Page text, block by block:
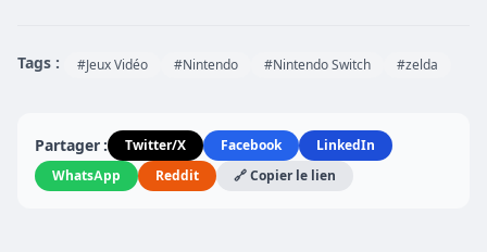
Tags : #Jeux Vidéo #Nintendo #Nintendo Switch #zelda
Partager : Twitter/X Facebook
LinkedIn
WhatsApp
Reddit 🔗 Copier le lien